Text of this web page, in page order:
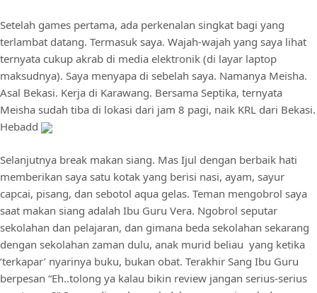
Setelah games pertama, ada perkenalan singkat bagi yang
terlambat datang. Termasuk saya. Wajah-wajah yang saya lihat
ternyata cukup akrab di media elektronik (di layar laptop
maksudnya). Saya menyapa di sebelah saya. Namanya Meisha.
Asal Bekasi. Kerja di Karawang. Bersama Septika, ternyata
Meisha sudah tiba di lokasi dari jam 8 pagi, naik KRL dari Bekasi.
Hebadd
Selanjutnya break makan siang. Mas Ijul dengan berbaik hati
memberikan saya satu kotak yang berisi nasi, ayam, sayur
capcai, pisang, dan sebotol aqua gelas. Teman mengobrol saya
saat makan siang adalah Ibu Guru Vera. Ngobrol seputar
sekolahan dan pelajaran, dan gimana beda sekolahan sekarang
dengan sekolahan zaman dulu, anak murid beliau yang ketika
‘terkapar’ nyarinya buku, bukan obat. Terakhir Sang Ibu Guru
berpesan “Eh..tolong ya kalau bikin review jangan serius-serius